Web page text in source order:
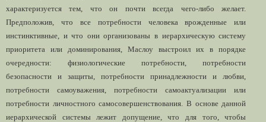
характеризуется тем, что он почти всегда чего-либо желает.
Предположив, что все потребности человека врожденные или
инстинктивные, и что они организованы в иерархическую систему
приоритета или доминирования, Маслоу выстроил их в порядке
очередности: физиологические потребности, потребности
безопасности и защиты, потребности принадлежности и любви,
потребности самоуважения, потребности самоактуализации или
потребности личностного самосовершенствования. В основе данной
иерархической системы лежит допущение, что для того, чтобы